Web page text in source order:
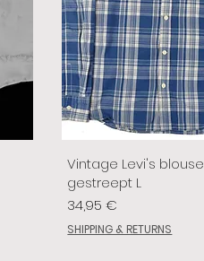
Vintage Levi's blouse
gestreept L
Prix
34,95 €
SHIPPING & RETURNS